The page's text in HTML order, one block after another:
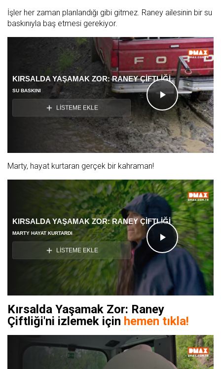
İşler her zaman planlandığı gibi gitmez. Raney ailesinin bir su
baskınıyla baş etmesi gerekiyor.
Videoyu
Oynat
KIRSALDA YAŞAMAK ZOR: RANEY ÇİFTLİĞİ
SU BASKINI
LİSTEME EKLE
Marty, hayat kurtaran gerçek bir kahraman!
Videoyu
Oynat
KIRSALDA YAŞAMAK ZOR: RANEY ÇİFTLİĞİ
MARTY HAYAT KURTARDI
LİSTEME EKLE
Kırsalda Yaşamak Zor: Raney
Çiftliği'ni izlemek için hemen tıkla!